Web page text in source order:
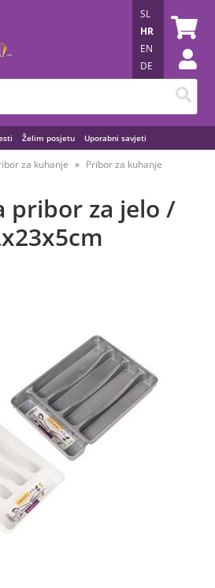
Želim posjetu Uporabni savjeti
SL
HR
EN
DE
za kuhanje Pribor za kuhanje
pribor za jelo /